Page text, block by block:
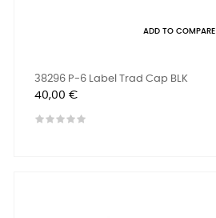
ADD TO COMPARE
38296 P-6 Label Trad Cap BLK
Preis
40,00 €